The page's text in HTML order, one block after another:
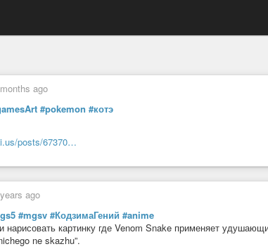
ago
#pokemon #котэ
posts/67370…
ago
#mgsv #КодзимаГений #anime
нарисовать картинку где Venom Snake применяет
ne skazhu”.